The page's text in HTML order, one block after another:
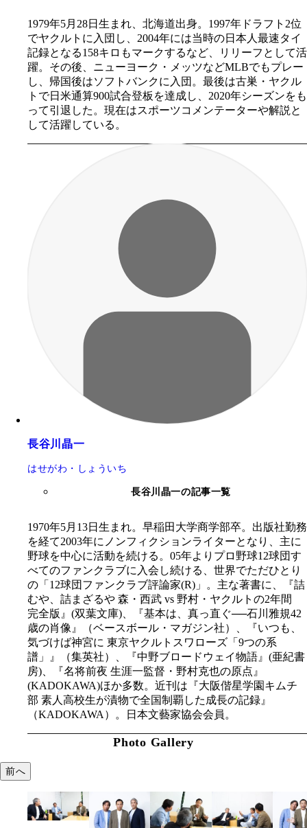
1979年5月28日生まれ、北海道出身。1997年ドラフト2位
でヤクルトに入団し、2004年には当時の日本人最速タイ
記録となる158キロもマークするなど、リリーフとして活
躍。その後、ニューヨーク・メッツなどMLBでもプレー
し、帰国後はソフトバンクに入団。最後は古巣・ヤクル
トで日米通算900試合登板を達成し、2020年シーズンをも
って引退した。現在はスポーツコメンテーターや解説と
して活躍している。
長谷川晶一
はせがわ・しょういち
長谷川晶一の記事一覧
1970年5月13日生まれ。早稲田大学商学部卒。出版社勤務
を経て2003年にノンフィクションライターとなり、主に
野球を中心に活動を続ける。05年よりプロ野球12球団す
べてのファンクラブに入会し続ける、世界でただひとり
の「12球団ファンクラブ評論家(R)」。主な著書に、『詰
むや、詰まざるや 森・西武 vs 野村・ヤクルトの2年間
完全版』(双葉文庫)、『基本は、真っ直ぐ──石川雅規42
歳の肖像』（ベースボール・マガジン社）、『いつも、
気づけば神宮に 東京ヤクルトスワローズ「9つの系
譜」』（集英社）、『中野ブロードウェイ物語』(亜紀書
房)、『名将前夜 生涯一監督・野村克也の原点』
(KADOKAWA)ほか多数。近刊は『大阪偕星学園キムチ
部 素人高校生が漬物で全国制覇した成長の記録』
（KADOKAWA）。日本文藝家協会会員。
Photo Gallery
前へ